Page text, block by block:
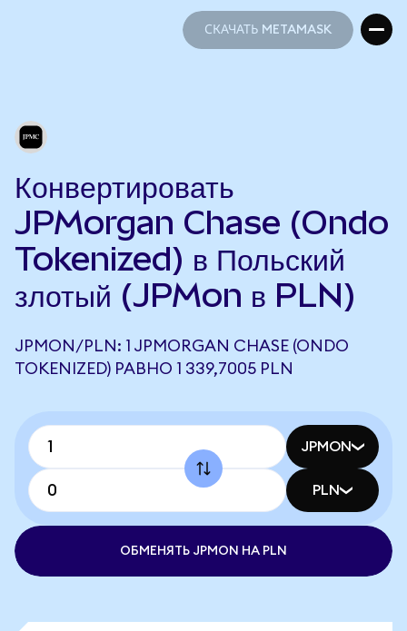
СКАЧАТЬ METAMASK
Конвертировать
JPMorgan Chase (Ondo
Tokenized) в Польский
злотый (JPMon в PLN)
JPMON/PLN: 1 JPMORGAN CHASE (ONDO
TOKENIZED) РАВНО 1 339,7005 PLN
JPMON
PLN
ОБМЕНЯТЬ JPMON НА PLN